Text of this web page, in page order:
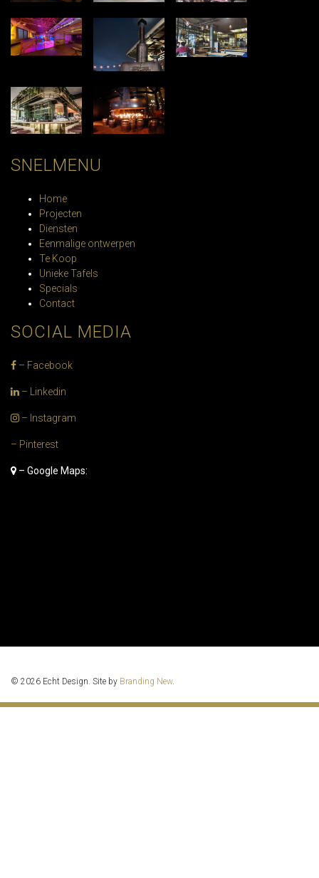
SNELMENU
Home
Projecten
Diensten
Eenmalige ontwerpen
Te Koop
Unieke Tafels
Specials
Contact
SOCIAL MEDIA
– Facebook
– Linkedin
– Instagram
– Pinterest
– Google Maps:
© 2026 Echt Design. Site by Branding New.